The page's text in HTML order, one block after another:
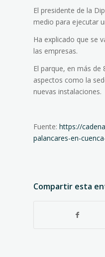
El presidente de la
medio para ejecutar
Ha explicado que se
las empresas.
El parque, en más
aspectos como la
nuevas instalaciones.
Fuente: https://
palancares-en-
Compartir esta